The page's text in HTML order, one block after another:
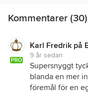
att golvet blir
(golvvärme) och
Kommentarer (30)
PRO
Karl Fredrik på
9 år sedan
Supersnyggt
blanda en mer
föremål för en